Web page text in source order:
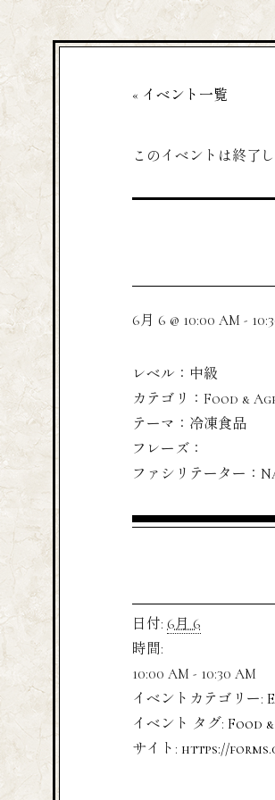
« イベント一覧
このイベントは終了し
6月 6 @ 10:00 AM -
レベル：中級
カテゴリ：Food &
テーマ：冷凍食品
フレーズ：
ファシリテーター：
日付: 6月 6
時間:
10:00 AM - 10:30 AM
イベントカテゴリー:
イベント タグ: Food
サイト: https://